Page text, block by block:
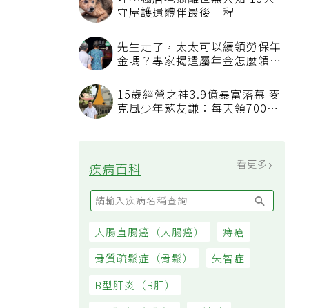
最新文章 看更多
長輩每日10分鐘運動 比買任何
保健品更有用
生病 醫揭保護心血管簡單6動作
不必忍餓也能減肥！補充2類食
物每天自然少575大卡「還能吃
飽飽的」
研究：超市都買得到的1便宜食